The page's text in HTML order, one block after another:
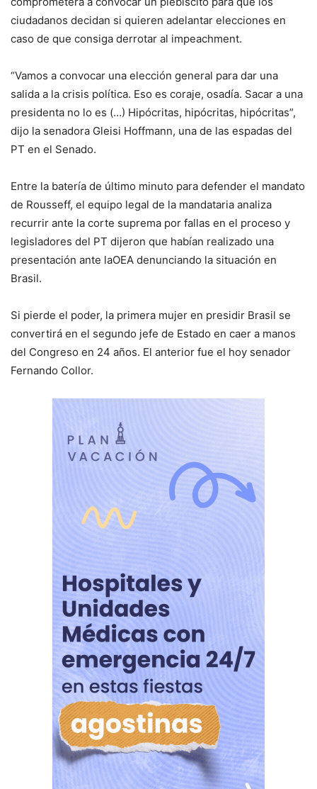
ciudadanos decidan si quieren adelantar elecciones en
caso de que consiga derrotar al impeachment.
“Vamos a convocar una elección general para dar una
salida a la crisis política. Eso es coraje, osadía. Sacar a una
presidenta no lo es (…) Hipócritas, hipócritas, hipócritas”,
dijo la senadora Gleisi Hoffmann, una de las espadas del
PT en el Senado.
Entre la batería de último minuto para defender el mandato
de Rousseff, el equipo legal de la mandataria analiza
recurrir ante la corte suprema por fallas en el proceso y
legisladores del PT dijeron que habían realizado una
presentación ante laOEA denunciando la situación en
Brasil.
Si pierde el poder, la primera mujer en presidir Brasil se
convertirá en el segundo jefe de Estado en caer a manos
del Congreso en 24 años. El anterior fue el hoy senador
Fernando Collor.